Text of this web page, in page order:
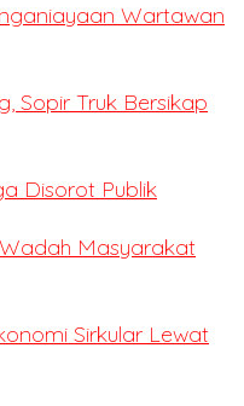
Wartawan
Sopir Truk Bersikap
Disorot Publik
Masyarakat
Sirkular Lewat